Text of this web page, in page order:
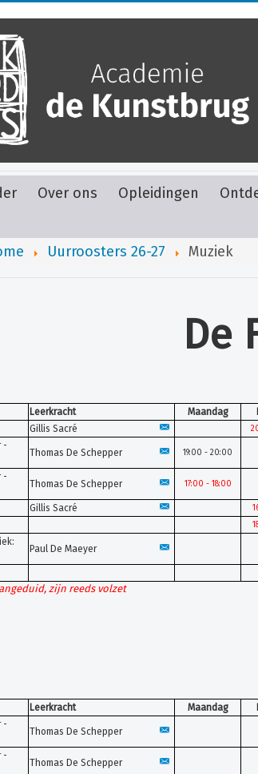
Over ons Opleidingen
Uurroosters 26-27 Muziek
De
Leerkracht Maandag
Gillis Sacré
-
Thomas De Schepper 19:00 - 20:00
-
Thomas De Schepper 17:00 - 18:00
Gillis Sacré
Paul De Maeyer
zijn reeds volzet
Leerkracht Maandag
-
Thomas De Schepper
-
Thomas De Schepper